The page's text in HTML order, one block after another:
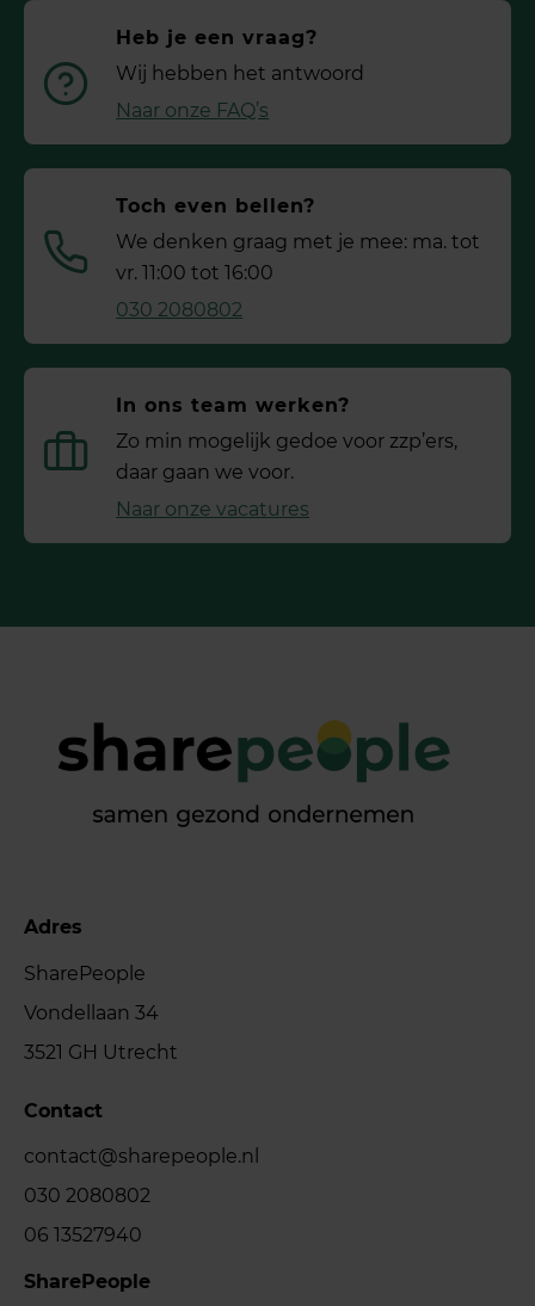
Heb je een vraag?
Wij hebben het antwoord
Naar onze FAQ’s
Toch even bellen?
We denken graag met je mee: ma. tot
vr. 11:00 tot 16:00
030 2080802
In ons team werken?
Zo min mogelijk gedoe voor ­zzp’ers,
daar gaan we voor.
Naar onze vacatures
Adres
SharePeople
Vondellaan 34
3521 GH Utrecht
Contact
contact@sharepeople.nl
030 2080802
06 13527940
SharePeople